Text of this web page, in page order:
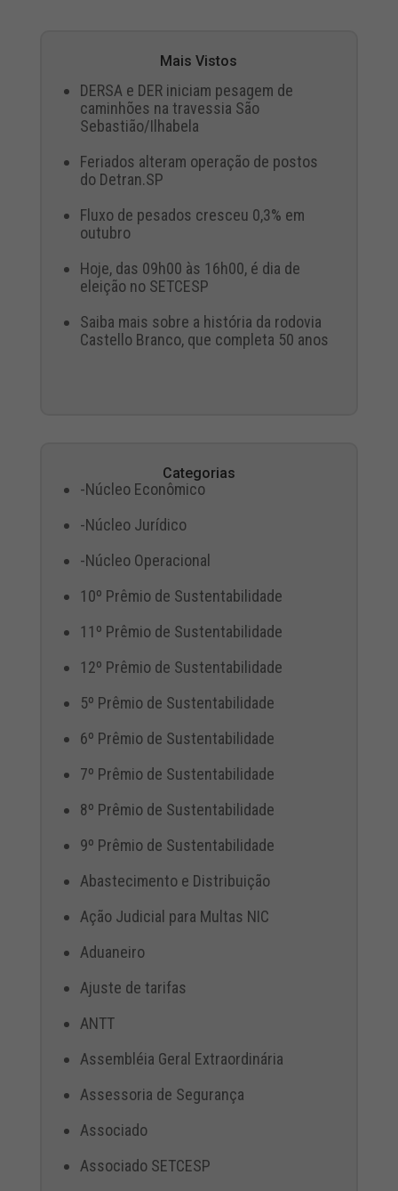
Mais Vistos
DERSA e DER iniciam pesagem de
caminhões na travessia São
Sebastião/Ilhabela
Feriados alteram operação de postos
do Detran.SP
Fluxo de pesados cresceu 0,3% em
outubro
Hoje, das 09h00 às 16h00, é dia de
eleição no SETCESP
Saiba mais sobre a história da rodovia
Castello Branco, que completa 50 anos
Categorias
-Núcleo Econômico
-Núcleo Jurídico
-Núcleo Operacional
10º Prêmio de Sustentabilidade
11º Prêmio de Sustentabilidade
12º Prêmio de Sustentabilidade
5º Prêmio de Sustentabilidade
6º Prêmio de Sustentabilidade
7º Prêmio de Sustentabilidade
8º Prêmio de Sustentabilidade
9º Prêmio de Sustentabilidade
Abastecimento e Distribuição
Ação Judicial para Multas NIC
Aduaneiro
Ajuste de tarifas
ANTT
Assembléia Geral Extraordinária
Assessoria de Segurança
Associado
Associado SETCESP